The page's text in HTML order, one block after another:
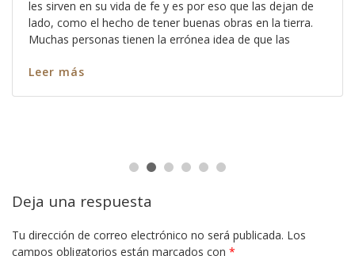
les sirven en su vida de fe y es por eso que las dejan de
lado, como el hecho de tener buenas obras en la tierra.
Muchas personas tienen la errónea idea de que las
Leer más
Deja una respuesta
Tu dirección de correo electrónico no será publicada. Los
campos obligatorios están marcados con *